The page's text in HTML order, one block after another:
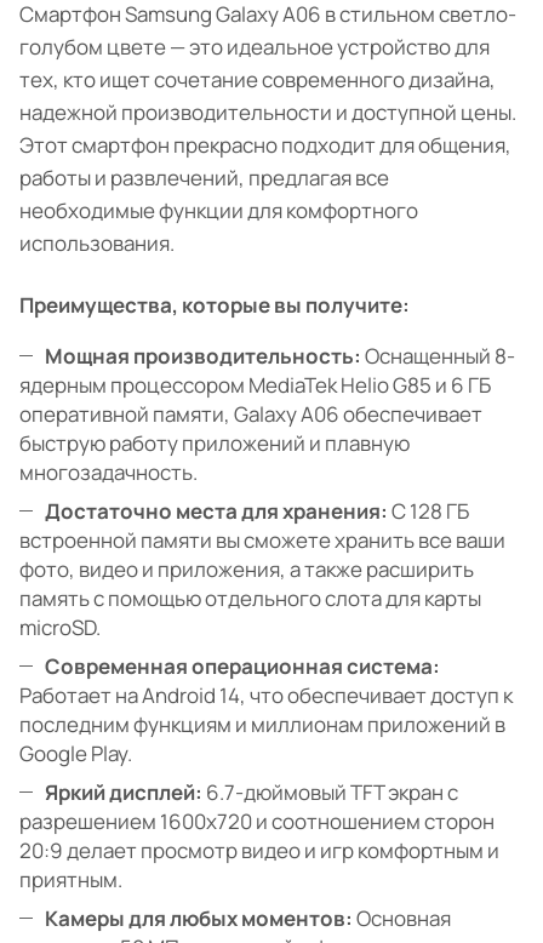
Смартфон Samsung Galaxy A06 в стильном светло-
голубом цвете — это идеальное устройство для
тех, кто ищет сочетание современного дизайна,
надежной производительности и доступной цены.
Этот смартфон прекрасно подходит для общения,
работы и развлечений, предлагая все
необходимые функции для комфортного
использования.
Преимущества, которые вы получите:
Мощная производительность: Оснащенный 8-
ядерным процессором MediaTek Helio G85 и 6 ГБ
оперативной памяти, Galaxy A06 обеспечивает
быструю работу приложений и плавную
многозадачность.
Достаточно места для хранения: С 128 ГБ
встроенной памяти вы сможете хранить все ваши
фото, видео и приложения, а также расширить
память с помощью отдельного слота для карты
microSD.
Современная операционная система:
Работает на Android 14, что обеспечивает доступ к
последним функциям и миллионам приложений в
Google Play.
Яркий дисплей: 6.7-дюймовый TFT экран с
разрешением 1600x720 и соотношением сторон
20:9 делает просмотр видео и игр комфортным и
приятным.
Камеры для любых моментов: Основная